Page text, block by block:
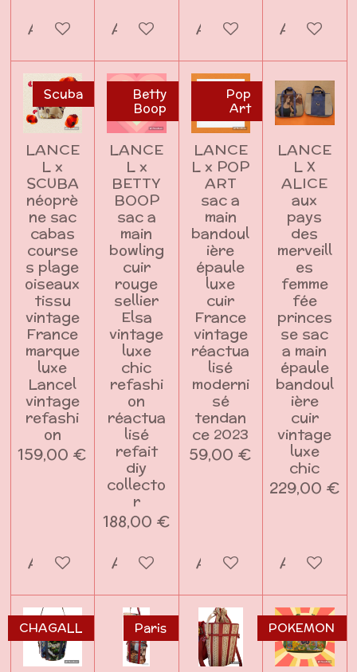
Ajouter au panierAjouter au panierAjouter au panier
Ajouter
Scuba
LANCE
L x
SCUBA
néoprè
ne sac
cabas
course
s plage
oiseaux
tissu
vintage
France
marque
luxe
Lancel
vintage
refashi
on
159,00 €
Ajouter au panier
Betty
Boop
LANCE
L x
BETTY
BOOP
sac a
main
bowling
cuir
rouge
sellier
Elsa
vintage
luxe
chic
refashi
on
réactua
lisé
refait
diy
collecto
r
188,00 €
Ajouter au panier
Pop
Art
LANCE
L x POP
ART
sac a
main
bandoul
ière
épaule
luxe
cuir
France
vintage
réactua
lisé
moderni
sé
tendan
ce 2023
59,00 €
Ajouter au panier
LANCE
L X
ALICE
aux
pays
des
merveill
es
femme
fée
princes
se sac
a main
épaule
bandoul
ière
cuir
vintage
luxe
chic
229,00 €
Ajouter
CHAGALL Paris POKEMON